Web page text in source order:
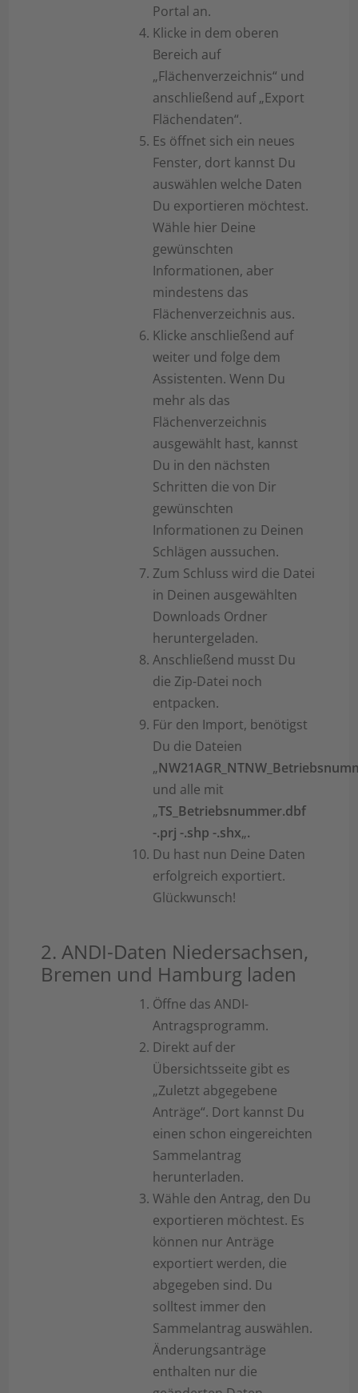
Portal an.
Klicke in dem oberen
Bereich auf
„Flächenverzeichnis“ und
anschließend auf „Export
Flächendaten“.
Es öffnet sich ein neues
Fenster, dort kannst Du
auswählen welche Daten
Du exportieren möchtest.
Wähle hier Deine
gewünschten
Informationen, aber
mindestens das
Flächenverzeichnis aus.
Klicke anschließend auf
weiter und folge dem
Assistenten. Wenn Du
mehr als das
Flächenverzeichnis
ausgewählt hast, kannst
Du in den nächsten
Schritten die von Dir
gewünschten
Informationen zu Deinen
Schlägen aussuchen.
Zum Schluss wird die Datei
in Deinen ausgewählten
Downloads Ordner
heruntergeladen.
Anschließend musst Du
die Zip-Datei noch
entpacken.
Für den Import, benötigst
Du die Dateien
„
und alle mit
„TS_Betriebsnummer.dbf
-.prj -.shp -.shx„.
Du hast nun Deine Daten
erfolgreich exportiert.
Glückwunsch!
2. ANDI-Daten Niedersachsen,
Bremen und Hamburg laden
Öffne das ANDI-
Antragsprogramm.
Direkt auf der
Übersichtsseite gibt es
„Zuletzt abgegebene
Anträge“. Dort kannst Du
einen schon eingereichten
Sammelantrag
herunterladen.
Wähle den Antrag, den Du
exportieren möchtest. Es
können nur Anträge
exportiert werden, die
abgegeben sind. Du
solltest immer den
Sammelantrag auswählen.
Änderungsanträge
enthalten nur die